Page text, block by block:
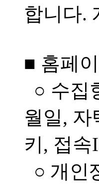
합니다.
■ 홈페
○ 수집
월일,
키, 접속
○ 개인